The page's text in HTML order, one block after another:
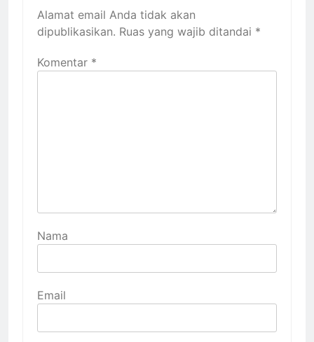
Alamat email Anda tidak akan
dipublikasikan. Ruas yang wajib ditandai *
Komentar *
Nama
Email